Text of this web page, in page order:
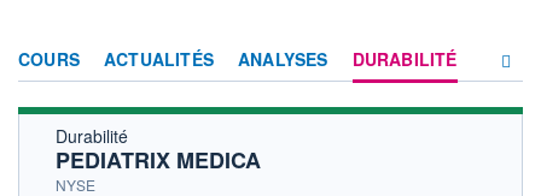
COURS ACTUALITÉS ANALYSES DURABILITÉ
Durabilité
PEDIATRIX MEDICA
NYSE